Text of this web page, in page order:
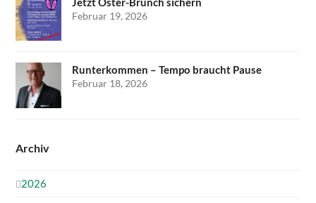
Februar 19, 2026
Runterkommen – Tempo braucht Pause
Februar 18, 2026
Archiv
2026